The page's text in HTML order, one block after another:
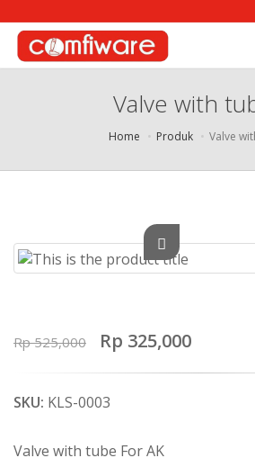
Valve with
Home Produk Valve
Rp 525,000 Rp 325,000
SKU: KLS-0003
Valve with tube For AK